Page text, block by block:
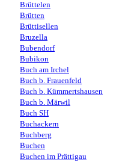
Brüttelen
Brütten
Brüttisellen
Bruzella
Bubendorf
Bubikon
Buch am Irchel
Buch b. Frauenfeld
Buch b. Kümmertshausen
Buch b. Märwil
Buch SH
Buchackern
Buchberg
Buchen
Buchen im Prättigau